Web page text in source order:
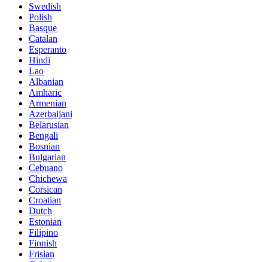
Swedish
Polish
Basque
Catalan
Esperanto
Hindi
Lao
Albanian
Amharic
Armenian
Azerbaijani
Belarusian
Bengali
Bosnian
Bulgarian
Cebuano
Chichewa
Corsican
Croatian
Dutch
Estonian
Filipino
Finnish
Frisian